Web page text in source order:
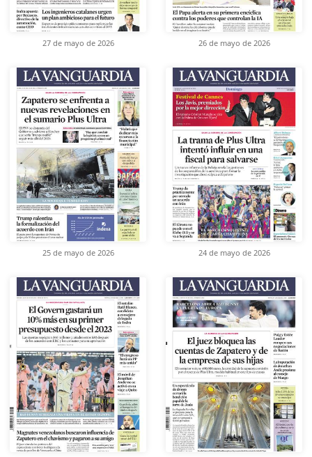
27 de mayo de 2026 26 de mayo de 2026
25 de mayo de 2026 24 de mayo de 2026